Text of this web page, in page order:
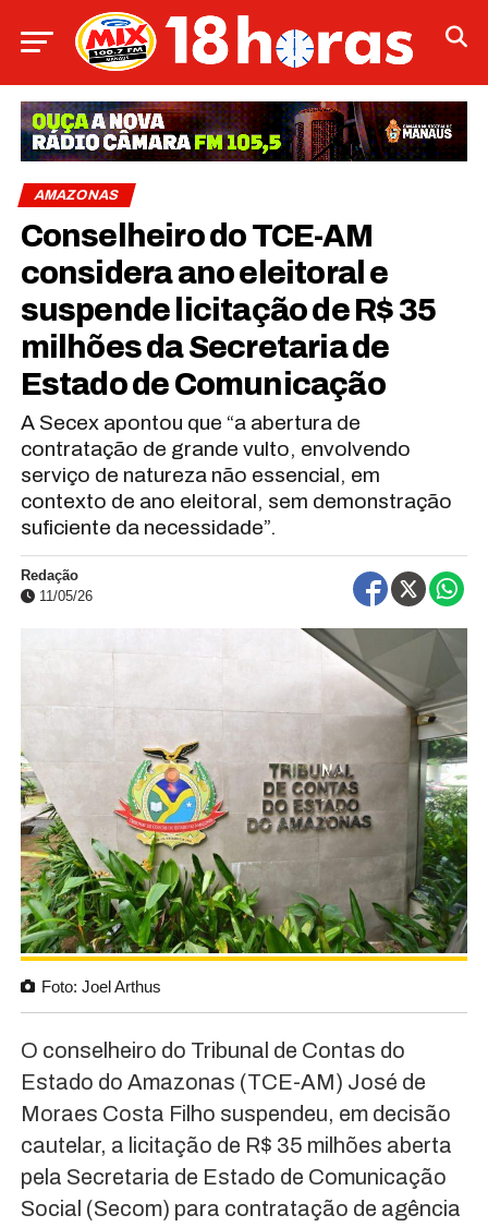
AMAZONAS
Conselheiro do TCE-AM
considera ano eleitoral e
suspende licitação de R$ 35
milhões da Secretaria de
Estado de Comunicação
A Secex apontou que “a abertura de
contratação de grande vulto, envolvendo
serviço de natureza não essencial, em
contexto de ano eleitoral, sem demonstração
suficiente da necessidade”.
Redação
11/05/26
Foto: Joel Arthus
O conselheiro do Tribunal de Contas do
Estado do Amazonas (TCE-AM) José de
Moraes Costa Filho suspendeu, em decisão
cautelar, a licitação de R$ 35 milhões aberta
pela Secretaria de Estado de Comunicação
Social (Secom) para contratação de agência